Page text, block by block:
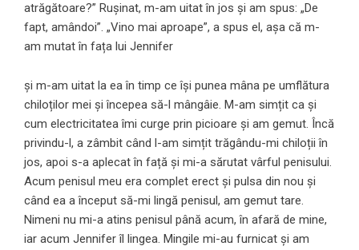
atrăgătoare?” Rușinat, m-am uitat în jos și am spus: „De
fapt, amândoi”. „Vino mai aproape”, a spus el, așa că m-
am mutat în fața lui Jennifer
și m-am uitat la ea în timp ce își punea mâna pe umflătura
chiloților mei și începea să-l mângâie. M-am simțit ca și
cum electricitatea îmi curge prin picioare și am gemut. Încă
privindu-l, a zâmbit când l-am simțit trăgându-mi chiloții în
jos, apoi s-a aplecat în față și mi-a sărutat vârful penisului.
Acum penisul meu era complet erect și pulsa din nou și
când ea a început să-mi lingă penisul, am gemut tare.
Nimeni nu mi-a atins penisul până acum, în afară de mine,
iar acum Jennifer îl lingea. Mingile mi-au furnicat și am